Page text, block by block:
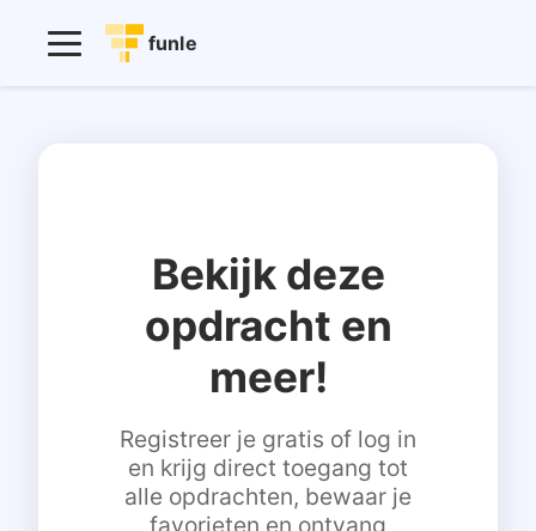
funle
Bekijk deze
opdracht en
meer!
Registreer je gratis of log in
en krijg direct toegang tot
alle opdrachten, bewaar je
favorieten en ontvang